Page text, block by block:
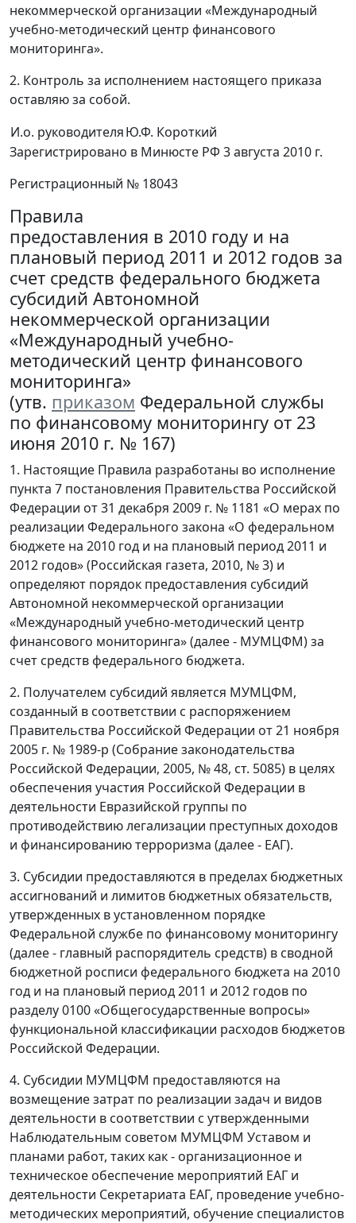
некоммерческой организации «Международный
учебно-методический центр финансового
мониторинга».
2. Контроль за исполнением настоящего приказа
оставляю за собой.
И.о. руководителяЮ.Ф. Короткий
Зарегистрировано в Минюсте РФ 3 августа 2010 г.
Регистрационный № 18043
Правила
предоставления в 2010 году и на
плановый период 2011 и 2012 годов за
счет средств федерального бюджета
субсидий Автономной
некоммерческой организации
«Международный учебно-
методический центр финансового
мониторинга»
(утв. приказом Федеральной службы
по финансовому мониторингу от 23
июня 2010 г. № 167)
1. Настоящие Правила разработаны во исполнение
пункта 7 постановления Правительства Российской
Федерации от 31 декабря 2009 г. № 1181 «О мерах по
реализации Федерального закона «О федеральном
бюджете на 2010 год и на плановый период 2011 и
2012 годов» (Российская газета, 2010, № 3) и
определяют порядок предоставления субсидий
Автономной некоммерческой организации
«Международный учебно-методический центр
финансового мониторинга» (далее - МУМЦФМ) за
счет средств федерального бюджета.
2. Получателем субсидий является МУМЦФМ,
созданный в соответствии с распоряжением
Правительства Российской Федерации от 21 ноября
2005 г. № 1989-р (Собрание законодательства
Российской Федерации, 2005, № 48, ст. 5085) в целях
обеспечения участия Российской Федерации в
деятельности Евразийской группы по
противодействию легализации преступных доходов
и финансированию терроризма (далее - ЕАГ).
3. Субсидии предоставляются в пределах бюджетных
ассигнований и лимитов бюджетных обязательств,
утвержденных в установленном порядке
Федеральной службе по финансовому мониторингу
(далее - главный распорядитель средств) в сводной
бюджетной росписи федерального бюджета на 2010
год и на плановый период 2011 и 2012 годов по
разделу 0100 «Общегосударственные вопросы»
функциональной классификации расходов бюджетов
Российской Федерации.
4. Субсидии МУМЦФМ предоставляются на
возмещение затрат по реализации задач и видов
деятельности в соответствии с утвержденными
Наблюдательным советом МУМЦФМ Уставом и
планами работ, таких как - организационное и
техническое обеспечение мероприятий ЕАГ и
деятельности Секретариата ЕАГ, проведение учебно-
методических мероприятий, обучение специалистов